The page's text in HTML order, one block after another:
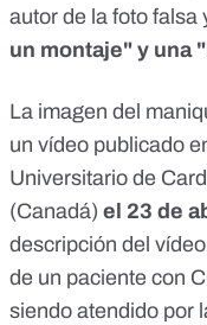
autor de la foto falsa
un montaje" y una
La imagen del
un vídeo publicado
Universitario de
(Canadá) el 23 de
descripción del
de un paciente con
siendo atendido por